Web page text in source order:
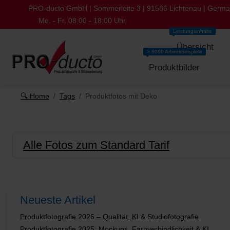
PRO-ducto GmbH | Sommerleite 3 | 91586 Lichtenau |
Mo. - Fr. 08:00 - 18:00 Uhr
Übersicht
Leistungsinhalte
Produktbilder
> 8000 Arbeitsbeispiele
🔍 Home Tags Produktfotos mit Deko
Alle Fotos zum Standard Tarif
Neueste Artikel
Produktfotografie 2026 – Qualität, KI & Studiofotografie